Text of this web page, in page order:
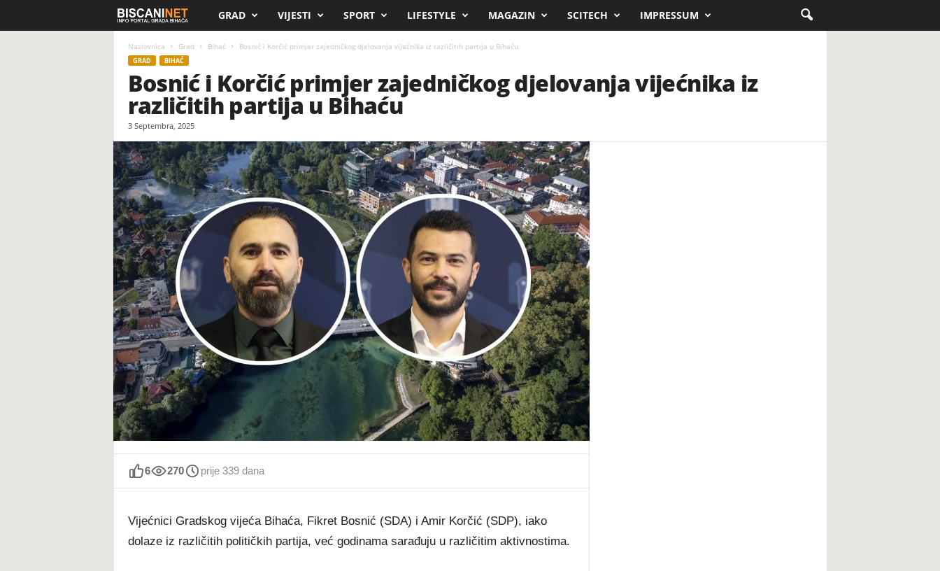
i
s
n
i
t
GRAD VIJESTI SPORT LIFESTYLE MAGAZIN SCITECH IMPRESSUM
Naslovnica Grad Bihać Bosnić i Korčić primjer zajedničkog djelovanja vijećnika iz različitih partija u Bihaću
GRAD BIHAĆ
Bosnić i Korčić primjer zajedničkog djelovanja vijećnika iz
različitih partija u Bihaću
3 Septembra, 2025
6 270 prije 339 dana
Vijećnici Gradskog vijeća Bihaća, Fikret Bosnić (SDA) i Amir Korčić (SDP), iako
dolaze iz različitih političkih partija, već godinama sarađuju u različitim aktivnostima.